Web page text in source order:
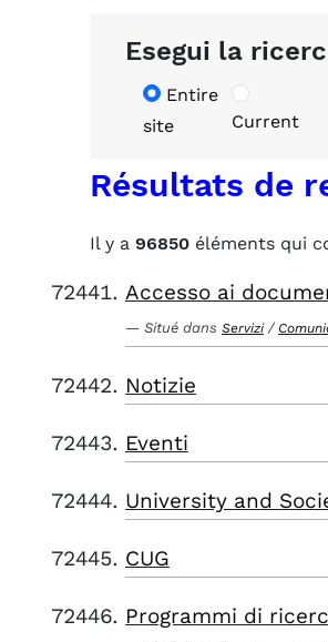
Esegui la
Entire
site
Current
Résultats de
Il y a 96850 éléments qui
Accesso ai
Situé dans Servizi /
Notizie
Eventi
University and
CUG
Programmi di